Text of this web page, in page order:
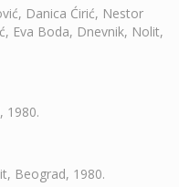
Danica Ćirić, Nestor
Eva Boda, Dnevnik, Nolit,
1980.
Beograd, 1980.